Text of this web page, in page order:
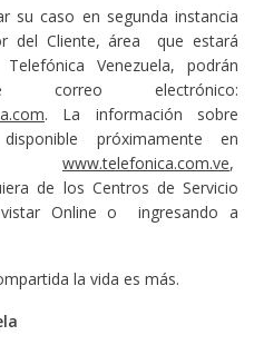
su caso en segunda instancia
del Cliente, área que estará
Venezuela, podrán
correo electrónico:
. La información sobre
próximamente en
www.telefonica.com.ve,
de los Centros de Servicio
Online o ingresando a
la vida es más.